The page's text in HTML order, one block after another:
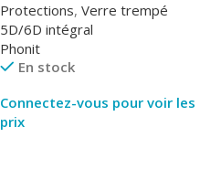
Protections, Verre trempé
5D/6D intégral
Phonit
En stock
Connectez-vous pour voir les
prix